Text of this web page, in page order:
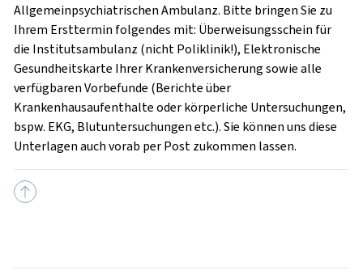
Allgemeinpsychiatrischen Ambulanz. Bitte bringen Sie zu
Ihrem Ersttermin folgendes mit: Überweisungsschein für
die Institutsambulanz (nicht Poliklinik!), Elektronische
Gesundheitskarte Ihrer Krankenversicherung sowie alle
verfügbaren Vorbefunde (Berichte über
Krankenhausaufenthalte oder körperliche Untersuchungen,
bspw. EKG, Blutuntersuchungen etc.). Sie können uns diese
Unterlagen auch vorab per Post zukommen lassen.